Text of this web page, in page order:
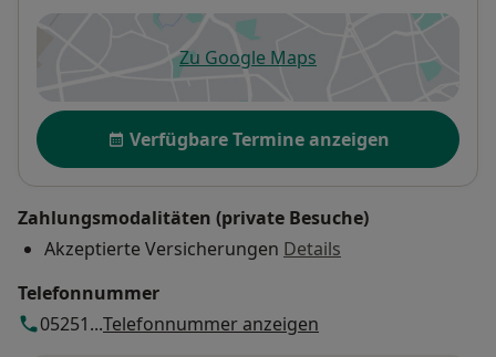
Zu Google Mapsöffnet in einer neuen
Verfügbarkeit
Verfügbare Termine anzeigen
Zahlungsmodalitäten (private Besuche)
Akzeptierte Versicherungen Details
Telefonnummer
05251...Telefonnummer anzeigen